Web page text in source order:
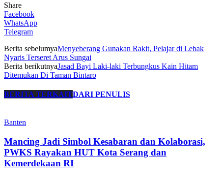
Share
Facebook
WhatsApp
Telegram
Berita sebelumyaMenyeberang Gunakan Rakit, Pelajar di Lebak
Nyaris Terseret Arus Sungai
Berita berikutnyaJasad Bayi Laki-laki Terbungkus Kain Hitam
Ditemukan Di Taman Bintaro
BERITA TERKAITDARI PENULIS
Banten
Mancing Jadi Simbol Kesabaran dan Kolaborasi,
PWKS Rayakan HUT Kota Serang dan
Kemerdekaan RI